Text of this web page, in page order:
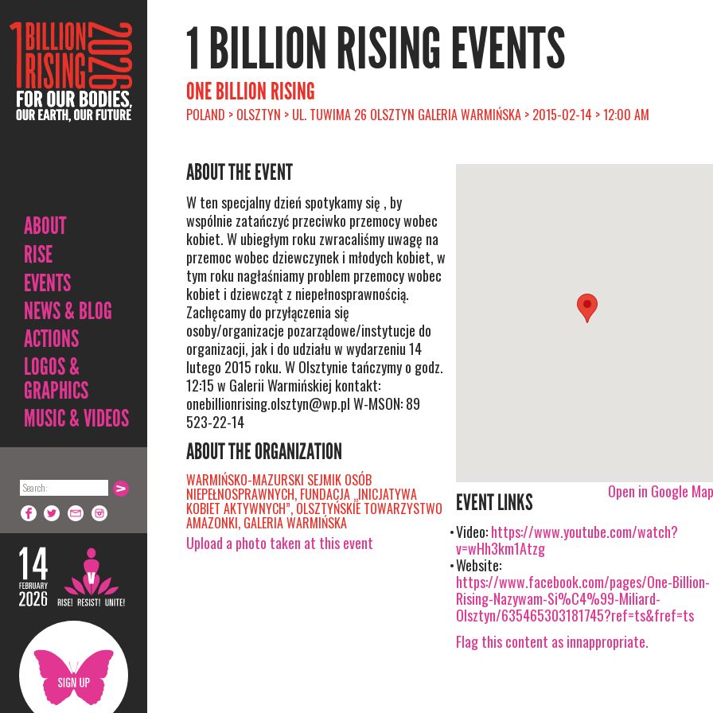
ABOUT
RISE
EVENTS
NEWS & BLOG
ACTIONS
LOGOS &
GRAPHICS
MUSIC & VIDEOS
1 BILLION RISING EVENTS
ONE BILLION RISING
POLAND > OLSZTYN > UL. TUWIMA 26 OLSZTYN GALERIA WARMIŃSKA > 2015-02-14 > 12:00 AM
ABOUT THE EVENT
W ten specjalny dzień spotykamy się , by
wspólnie zatańczyć przeciwko przemocy wobec
kobiet. W ubiegłym roku zwracaliśmy uwagę na
przemoc wobec dziewczynek i młodych kobiet, w
tym roku nagłaśniamy problem przemocy wobec
kobiet i dziewcząt z niepełnosprawnością.
Zachęcamy do przyłączenia się
osoby/organizacje pozarządowe/instytucje do
organizacji, jak i do udziału w wydarzeniu 14
lutego 2015 roku. W Olsztynie tańczymy o godz.
12:15 w Galerii Warmińskiej kontakt:
onebillionrising.olsztyn@wp.plW-MSON: 89
523-22-14
ABOUT THE ORGANIZATION
WARMIŃSKO-MAZURSKI SEJMIK OSÓB
NIEPEŁNOSPRAWNYCH, FUNDACJA „INICJATYWA
KOBIET AKTYWNYCH”, OLSZTYŃSKIE TOWARZYSTWO
AMAZONKI, GALERIA WARMIŃSKA
Upload a photo taken at this event
Open in Google
EVENT LINKS
Video:https://www.youtube.com/watch?
v=wHh3km1Atzg
Website:
https://www.facebook.com/pages/One-Billion-
Rising-Nazywam-Si%C4%99-Miliard-
Olsztyn/635465303181745?ref=ts&fref=ts
Flag this content as innappropriate.